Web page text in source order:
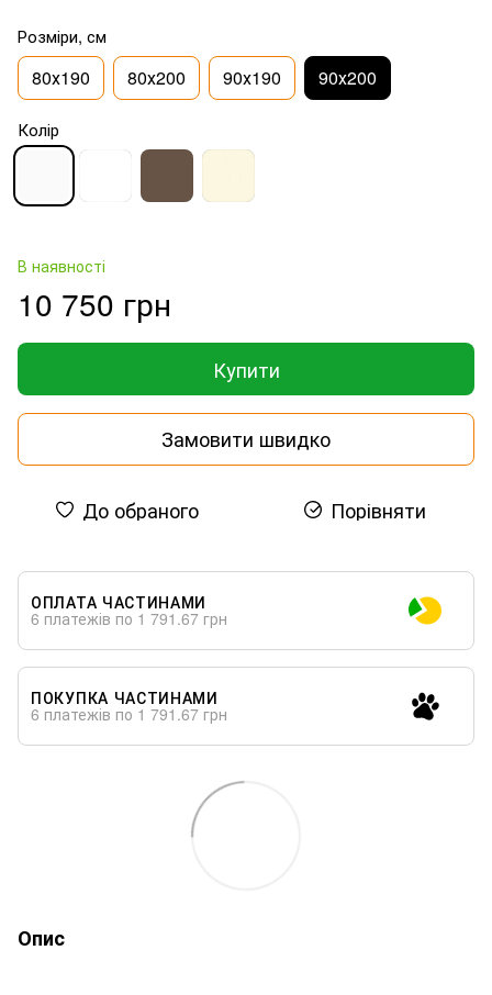
Розміри, см
80х190 80х200 90х190 90х200
Колір
В наявності
10 750 грн
Купити
Замовити швидко
До обраного Порівняти
ОПЛАТА ЧАСТИНАМИ
6 платежів по 1 791.67 грн
ПОКУПКА ЧАСТИНАМИ
6 платежів по 1 791.67 грн
Опис